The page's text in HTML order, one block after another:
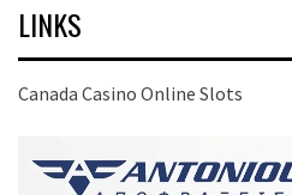
LINKS
Canada Casino Online Slots